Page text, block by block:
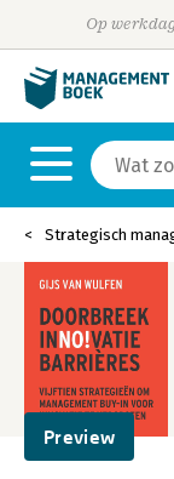
Op
Strategisch
Preview